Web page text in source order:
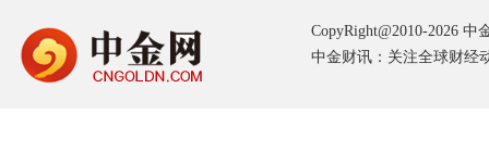
CopyRight@2010-2026 中
中金财讯：关注全球财经